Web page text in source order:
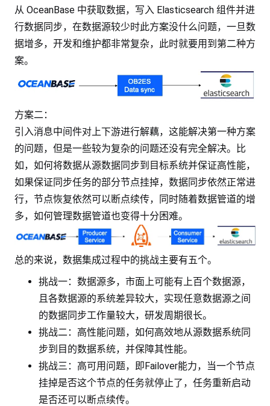
从 OceanBase 中获取数据，写入 Elasticsearch 组件并进
行数据同步，在数据源较少时此方案没什么问题，一旦数
据增多，开发和维护都非常复杂，此时就要用到第二种方
案。
方案二：
引入消息中间件对上下游进行解藕，这能解决第一种方案
的问题，但是一些较为复杂的问题还没有完全解决。比
如，如何将数据从源数据同步到目标系统并保证高性能，
如果保证同步任务的部分节点挂掉，数据同步依然正常进
行，节点恢复依然可以断点续传，同时随着数据管道的增
多，如何管理数据管道也变得十分困难。
总的来说，数据集成过程中的挑战主要有五个。
挑战一：数据源多，市面上可能有上百个数据源，
且各数据源的系统差异较大，实现任意数据源之间
的数据同步工作量较大，研发周期很长。
挑战二：高性能问题，如何高效地从源数据系统同
步到目的数据系统，并保障其性能。
挑战三：高可用问题，即Failover能力，当一个节点
挂掉是否这个节点的任务就停止了，任务重新启动
是否还可以断点续传。